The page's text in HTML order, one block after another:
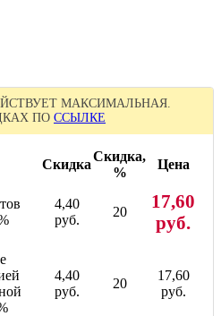
МАКСИМАЛЬНАЯ.
ПО ССЫЛКЕ
Скидка
Скидка,
%
Цена
4,40
руб.
20
17,60
руб.
4,40
руб.
20
17,60
руб.